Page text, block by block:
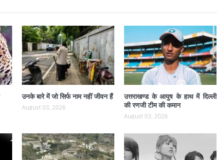
उनके बारे में जो सिर्फ नाम नहीं जीवन हैं
August 03, 2026
उत्तराखण्ड के आयुष के हाथ में दिल्ली
की रणजी टीम की कमान
August 03, 2026